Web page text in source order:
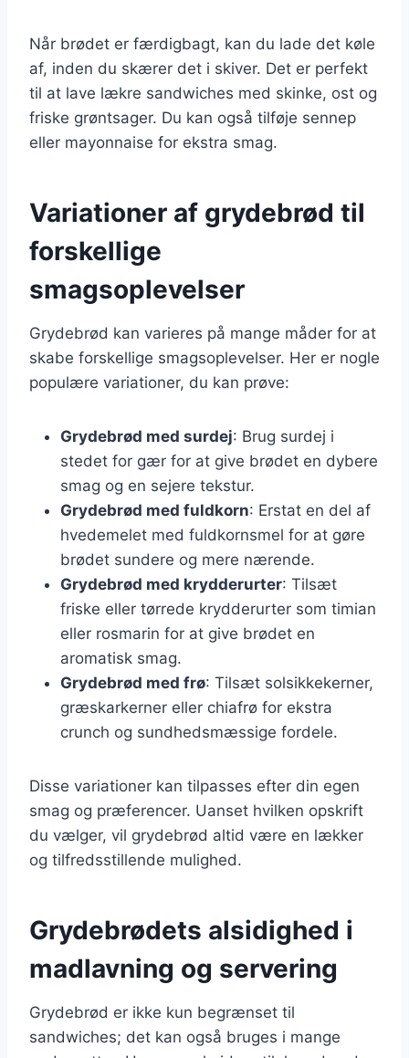
Når brødet er færdigbagt, kan du lade det køle
af, inden du skærer det i skiver. Det er perfekt
til at lave lækre sandwiches med skinke, ost og
friske grøntsager. Du kan også tilføje sennep
eller mayonnaise for ekstra smag.
Variationer af grydebrød til
forskellige
smagsoplevelser
Grydebrød kan varieres på mange måder for at
skabe forskellige smagsoplevelser. Her er nogle
populære variationer, du kan prøve:
Grydebrød med surdej: Brug surdej i
stedet for gær for at give brødet en dybere
smag og en sejere tekstur.
Grydebrød med fuldkorn: Erstat en del af
hvedemelet med fuldkornsmel for at gøre
brødet sundere og mere nærende.
Grydebrød med krydderurter: Tilsæt
friske eller tørrede krydderurter som timian
eller rosmarin for at give brødet en
aromatisk smag.
Grydebrød med frø: Tilsæt solsikkekerner,
græskarkerner eller chiafrø for ekstra
crunch og sundhedsmæssige fordele.
Disse variationer kan tilpasses efter din egen
smag og præferencer. Uanset hvilken opskrift
du vælger, vil grydebrød altid være en lækker
og tilfredsstillende mulighed.
Grydebrødets alsidighed i
madlavning og servering
Grydebrød er ikke kun begrænset til
sandwiches; det kan også bruges i mange